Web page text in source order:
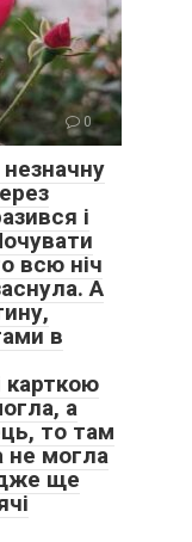
0
і
всю ніч
А
в
карткою
а
то там
не могла
ще